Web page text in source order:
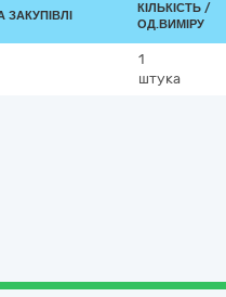
КІЛЬКІСТЬ /
ОД.ВИМІРУ
1
штука